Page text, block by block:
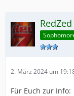
RedZed
2. März 2024 um
Für Euch zur Info: